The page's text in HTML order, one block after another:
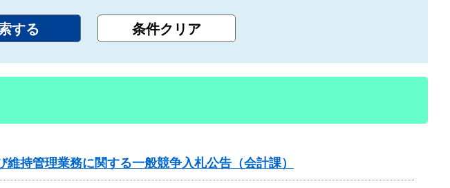
持管理業務に関する一般競争入札公告（会計課）